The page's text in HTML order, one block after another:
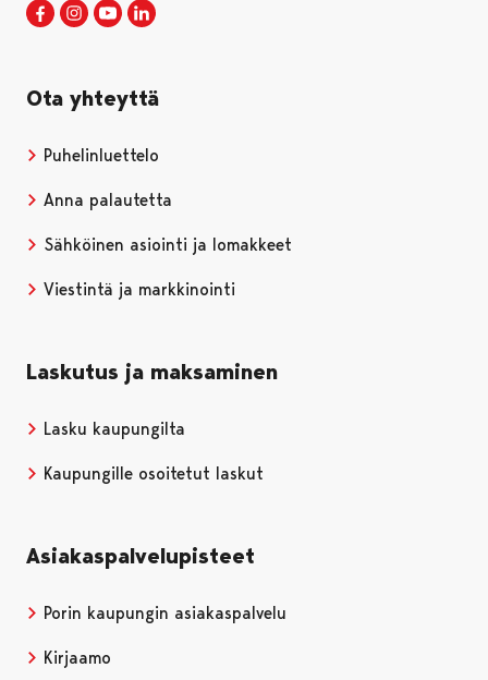
Porin kaupunki Facebookissa
Avautuu uudessa välilehdessä
Porin kaupunki Instagramissa
Avautuu uudessa välilehdessä
Porin kaupunki Youtubessa
Avautuu uudessa välilehdessä
Ota yhteyttä
Puhelinluettelo
Anna palautetta
Sähköinen asiointi ja lomakkeet
Viestintä ja markkinointi
Laskutus ja maksaminen
Lasku kaupungilta
Kaupungille osoitetut laskut
Asiakaspalvelupisteet
Porin kaupungin asiakaspalvelu
Kirjaamo